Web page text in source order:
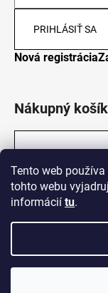
Tento web
tohto webu
informácií tu.
PRIHLÁSIŤ SA
Nová registrácia
Nákupný košík